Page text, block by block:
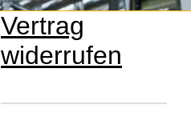
Vertrag
widerrufen